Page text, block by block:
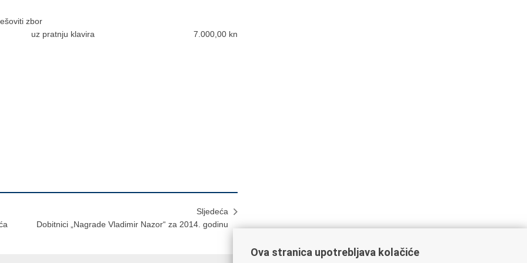
zbor
uz pratnju klavira 7.000,00 kn
Sljedeća
Dobitnici „Nagrade Vladimir Nazor“ za 2014. godinu
Ova stranica upotrebljava kolačiće